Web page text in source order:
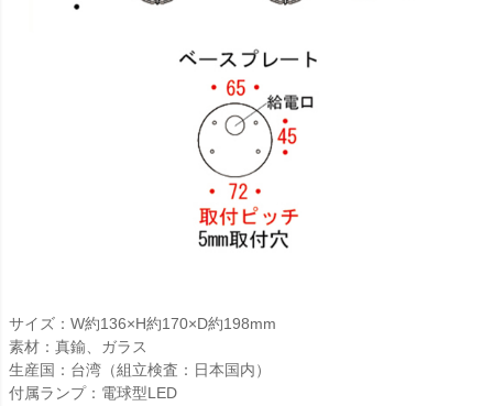
サイズ：W約136×H約170×D約198mm
素材：真鍮、ガラス
生産国：台湾（組立検査：日本国内）
付属ランプ：電球型LED